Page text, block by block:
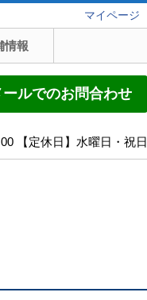
マイページ
情報
ールでのお問合わせ
【定休日】水曜日・祝日